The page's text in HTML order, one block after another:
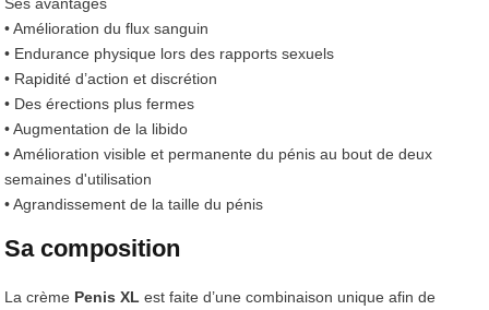
• Amélioration du flux sanguin
• Endurance physique lors des rapports sexuels
• Rapidité d’action et discrétion
• Des érections plus fermes
• Augmentation de la libido
• Amélioration visible et permanente du pénis au bout de deux
semaines d'utilisation
• Agrandissement de la taille du pénis
Sa composition
La crème Penis XL est faite d’une combinaison unique afin de